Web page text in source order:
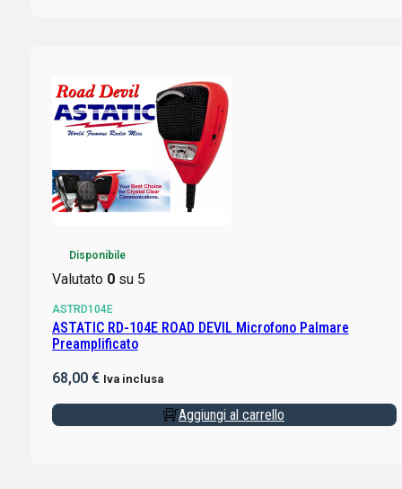
Disponibile
Valutato 0su 5
ASTRD104E
ASTATIC RD-104E ROAD DEVIL Microfono Palmare
Preamplificato
68,00 € Iva inclusa
Aggiungi al carrello